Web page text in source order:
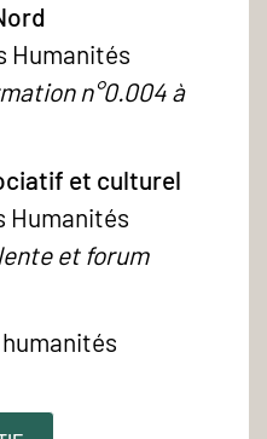
Humanités
n°0.004 à
et culturel
Humanités
et forum